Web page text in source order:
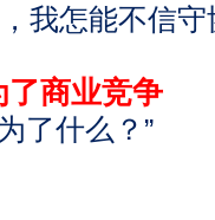
我怎能不信守
了商业竞争
了什么？”